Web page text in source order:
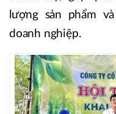
lượng sản phẩm
doanh nghiệp.